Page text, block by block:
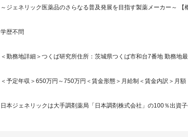
～ジェネリック医薬品のさらなる普及発展を目指す製薬メーカー～
学歴不問
＜勤務地詳細＞つくば研究所住所：茨城県つくば市和台7番地 勤務地
＜予定年収＞650万円～750万円＜賃金形態＞月給制＜賃金内訳＞月
日本ジェネリックは大手調剤薬局「日本調剤株式会社」の100％出資